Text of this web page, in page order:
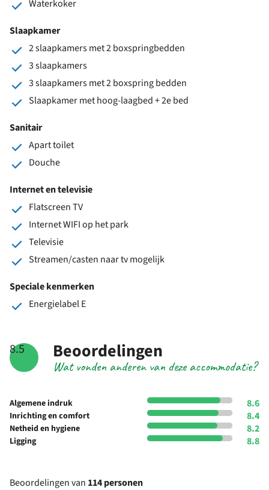
Waterkoker
Slaapkamer
2 slaapkamers met 2 boxspringbedden
3 slaapkamers
3 slaapkamers met 2 boxspring bedden
Slaapkamer met hoog-laagbed + 2e bed
Sanitair
Apart toilet
Douche
Internet en televisie
Flatscreen TV
Internet WIFI op het park
Televisie
Streamen/casten naar tv mogelijk
Speciale kenmerken
Energielabel E
8.5
Wat vonden anderen van deze accommodatie?
Beoordelingen
Algemene indruk 8.6
Inrichting en comfort 8.4
Netheid en hygiene 8.2
Ligging 8.8
Beoordelingen van 114 personen